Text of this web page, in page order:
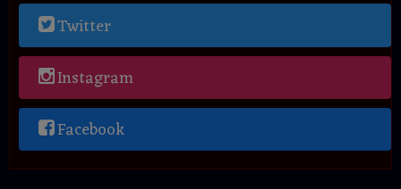
Twitter
Instagram
Facebook